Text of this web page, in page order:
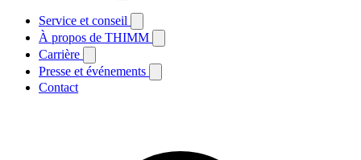
Service et conseil
À propos de THIMM
Carrière
Presse et événements
Contact